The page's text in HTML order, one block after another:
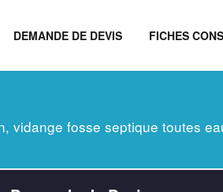
DEMANDE DE DEVIS FICHES
vidange fosse septique toutes